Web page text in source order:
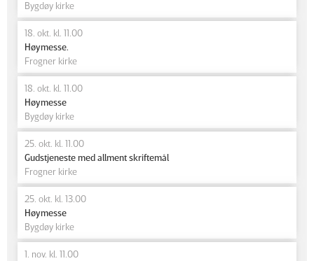
Bygdøy kirke
18. okt. kl. 11.00
Høymesse.
Frogner kirke
18. okt. kl. 11.00
Høymesse
Bygdøy kirke
25. okt. kl. 11.00
Gudstjeneste med allment skriftemål
Frogner kirke
25. okt. kl. 13.00
Høymesse
Bygdøy kirke
1. nov. kl. 11.00